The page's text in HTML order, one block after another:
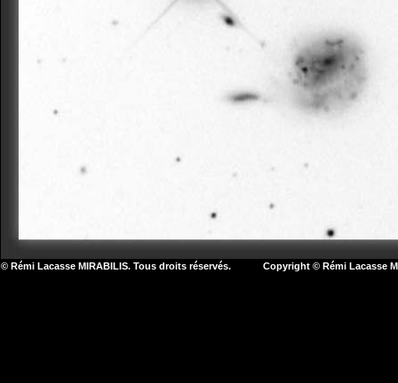
© Rémi Lacasse MIRABILIS. Tous droits réservés. Copyright © Rémi Lacasse